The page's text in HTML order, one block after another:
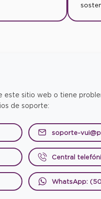
este sitio web o tiene
de soporte:
soporte-
Central
WhatsApp: